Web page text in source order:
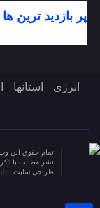
پر بازدید ترین ها
انرژی استانها
تمام حقوق این
نشر مطالب با ذکر
طراحی سایت :